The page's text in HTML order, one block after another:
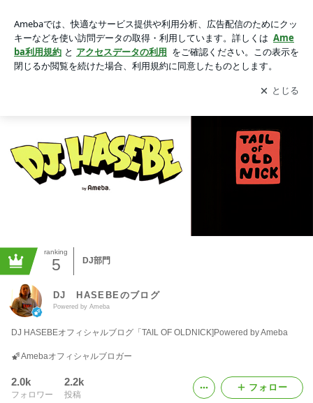
アプリをダウンロードして ブログの更新通知
を受け取りまし
ょう。
開く
ranking
5 DJ部門
DJ HASEBEのブログ
Powered by Ameba
DJ HASEBEオフィシャルブログ「TAIL OF OLDNICK]Powered by Ameba
Amebaオフィシャルブロガー
2.0k
フォロワー
2.2k
投稿
フォロー